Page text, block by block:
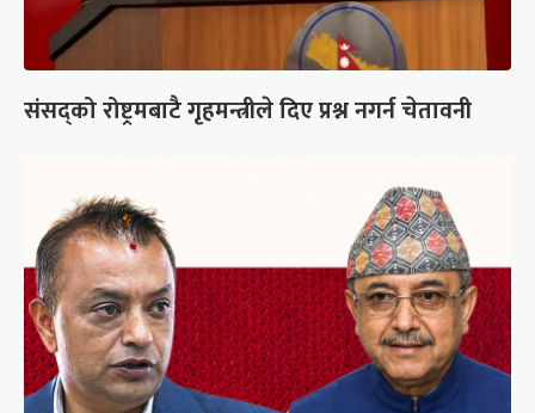
संसद्को रोष्ट्रमबाटै गृहमन्त्रीले दिए प्रश्न नगर्न चेतावनी